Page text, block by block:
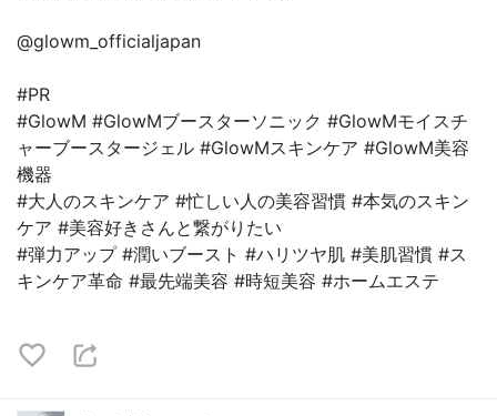
@glowm_officialjapan
#PR
#GlowM #GlowMブースターソニック #GlowMモイスチ
ャーブースタージェル #GlowMスキンケア #GlowM美容
機器
#大人のスキンケア #忙しい人の美容習慣 #本気のスキン
ケア #美容好きさんと繋がりたい
#弾力アップ #潤いブースト #ハリツヤ肌 #美肌習慣 #ス
キンケア革命 #最先端美容 #時短美容 #ホームエステ